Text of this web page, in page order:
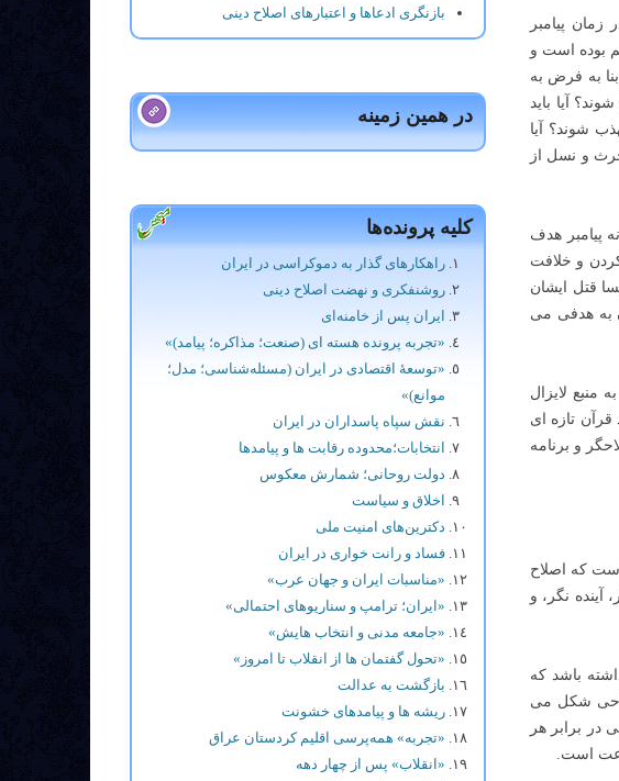
پیامبر
بوده است و
به فرض به
آیا باید
شوند؟ آیا
و نسل از
پیامبر هدف
و خلافت
قتل ایشان
به هدفی می
لایزال
تازه ای
اصلاحگر و برنامه
که اصلاح
نگر، و
باشد که
شکل می
در برابر هر
است.
بازنگری ادعاها و اعتبارهای اصلاح دینی
در همین زمینه
کلیه پرونده‌ها
راهکارهای گذار به دموکراسی در ایران
روشنفکری و نهضت اصلاح دینی
ایران پس از خامنه‌ای
«تجربه پرونده هسته ای (صنعت؛ مذاکره؛ پیامد)»
«توسعۀ اقتصادی در ایران (مسئله‌شناسی؛ مدل؛
موانع)»
نقش سپاه پاسداران در ایران
انتخابات؛محدوده رقابت ها و پيامدها
دولت روحانی؛ شمارش معکوس
اخلاق و سیاست
دکترین‌های امنیت ملی
فساد و رانت خواری در ایران
«مناسبات ایران و جهان عرب»
«ایران؛ ترامپ و سناریوهای احتمالی»
«جامعه مدنی و انتخاب هایش»
«تحول گفتمان ها از انقلاب تا امروز»
بازگشت به عدالت
ریشه ها و پیامدهای خشونت
«تجربه» همه‌پرسی اقلیم کردستان عراق
«انقلاب» پس از چهار دهه